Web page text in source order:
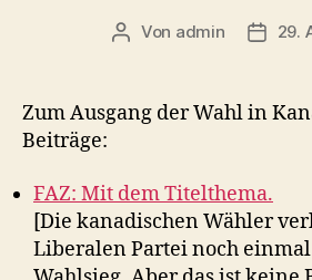
Beitragsautor
Von admin 29.
Zum Ausgang der Wahl in
Beiträge:
FAZ: Mit dem Titelthema.
[Die kanadischen Wähler
Liberalen Partei noch